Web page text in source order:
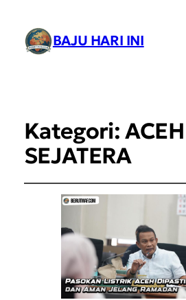
BAJU HARI INI
Kategori:ACEH
SEJATERA